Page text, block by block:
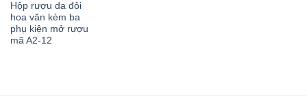
Hộp rượu da đôi
hoa văn kèm ba
phụ kiện mở rượu
mã A2-12